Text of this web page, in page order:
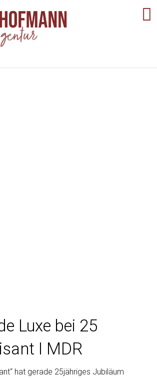
Luxe bei 25
I MDR
hat gerade 25jähriges Jubiläum